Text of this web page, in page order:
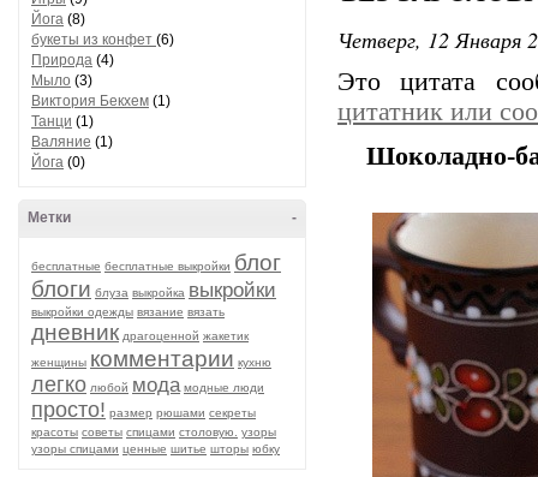
Йога (8)
букеты из конфет (6)
Природа (4)
Мыло (3)
Виктория Бекхем (1)
Танци (1)
Валяние (1)
Йога (0)
-
Метки
бесплатные бесплатные выкройки блог
блоги блуза выкройка выкройки
выкройки одежды вязание вязать
дневник драгоценной жакетик
женщины комментарии кухню
легко любой мода модные люди
просто! размер рюшами секреты
красоты советы спицами столовую.
узоры
узоры спицами ценные шитье шторы юбку
Четверг, 12 Января
Это цитата
цитатник или
Шоколадно-